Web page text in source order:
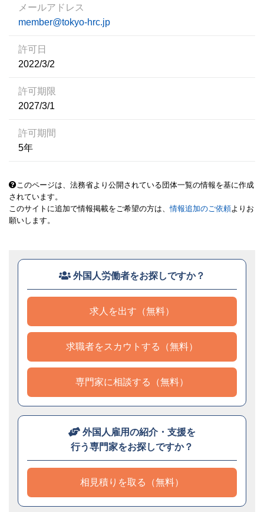
メールアドレス
member@tokyo-hrc.jp
許可日
2022/3/2
許可期限
2027/3/1
許可期間
5年
このページは、法務省より公開されている団体一覧の情報を基に作成
されています。
このサイトに追加で情報掲載をご希望の方は、情報追加のご依頼よりお
願いします。
外国人労働者をお探しですか？
求人を出す（無料）
求職者をスカウトする（無料）
専門家に相談する（無料）
外国人雇用の紹介・支援を
行う専門家をお探しですか？
相見積りを取る（無料）